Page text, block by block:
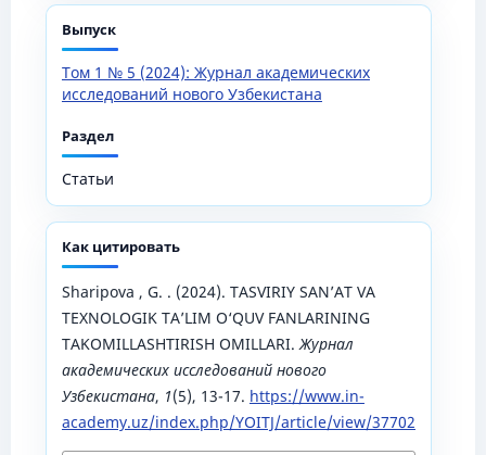
Выпуск
Том 1 № 5 (2024): Журнал академических
исследований нового Узбекистана
Раздел
Статьи
Как цитировать
Sharipova , G. . (2024). TASVIRIY SAN’AT VA
TEXNOLOGIK TA’LIM O‘QUV FANLARINING
TAKOMILLASHTIRISH OMILLARI.Журнал
академических исследований нового
Узбекистана, 1(5), 13-17. https://www.in-
academy.uz/index.php/YOITJ/article/view/37702